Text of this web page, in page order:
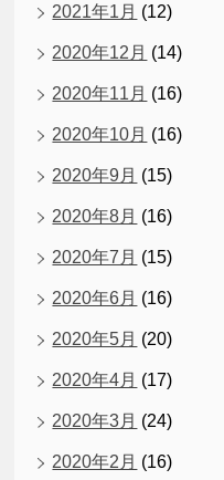
2021年1月 (12)
2020年12月 (14)
2020年11月 (16)
2020年10月 (16)
2020年9月 (15)
2020年8月 (16)
2020年7月 (15)
2020年6月 (16)
2020年5月 (20)
2020年4月 (17)
2020年3月 (24)
2020年2月 (16)